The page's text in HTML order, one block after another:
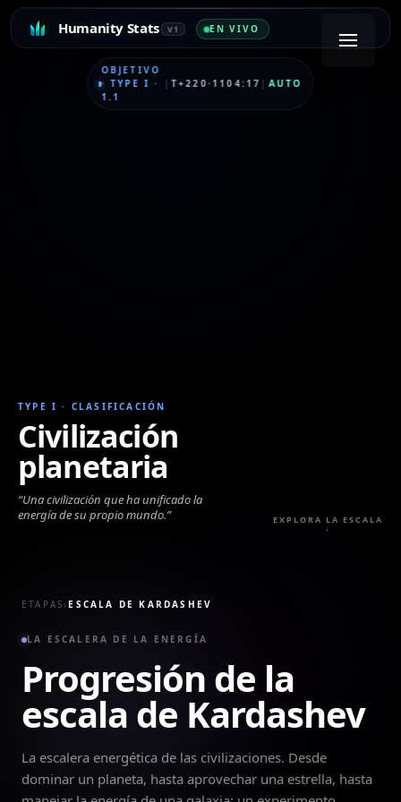
Humanity Stats V1 EN VIVO
OBJETIVO
·TYPE I ·
1.1
|T+220·1104:17 | AUTO
TYPE I · CLASIFICACIÓN
Civilización
planetaria
“Una civilización que ha unificado la
energía de su propio mundo.”
EXPLORA LA ESCALA
↓
ETAPAS › ESCALA DE KARDASHEV
LA ESCALERA DE LA ENERGÍA
Progresión de la
escala de Kardashev
La escalera energética de las civilizaciones. Desde
dominar un planeta, hasta aprovechar una estrella, hasta